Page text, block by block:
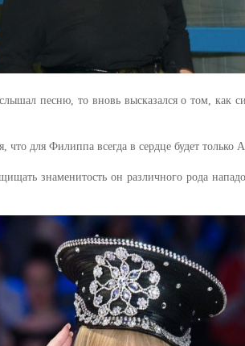
песню, то вновь высказался о том, как
что для Филиппа всегда в сердце будет только
знаменитость он различного рода